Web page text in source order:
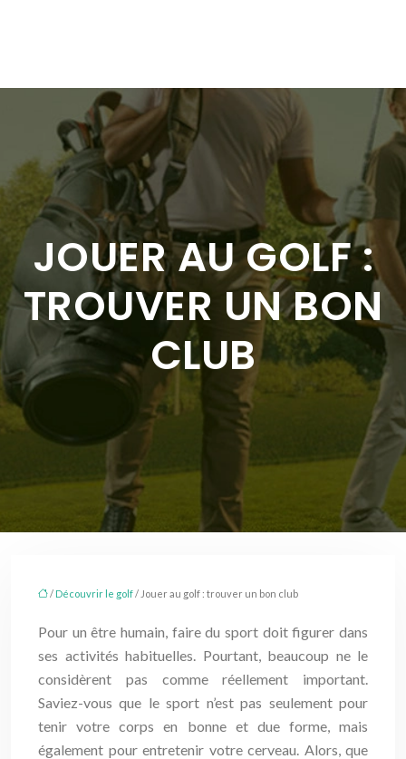
JOUER AU GOLF :
TROUVER UN BON
CLUB
/ Découvrir le golf/ Jouer au golf : trouver un bon club
Pour un être humain, faire du sport doit figurer dans
ses activités habituelles. Pourtant, beaucoup ne le
considèrent pas comme réellement important.
Saviez-vous que le sport n’est pas seulement pour
tenir votre corps en bonne et due forme, mais
également pour entretenir votre cerveau. Alors, que